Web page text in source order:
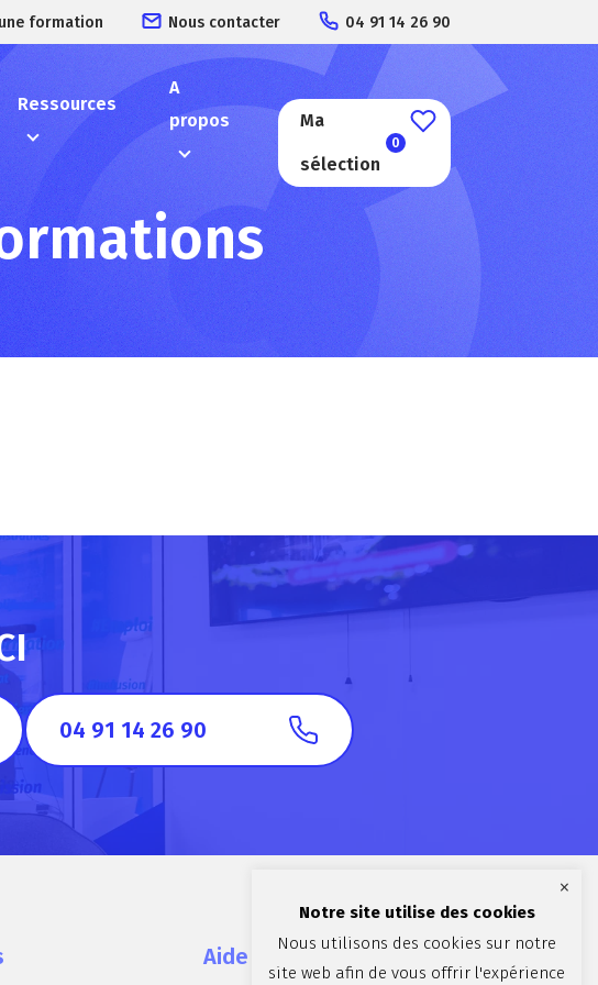
formation Nous contacter 04 91 14 26 90
Ressources
A
propos
Ma
sélection
0
04 91 14 26 90
Aide et contact
Notre site utilise des cookies
Nous utilisons des cookies sur notre
site web afin de vous offrir l'expérience
×